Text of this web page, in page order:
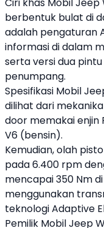
berbentuk bulat di
adalah pengaturan
informasi di dalam
serta versi dua
penumpang.
Spesifikasi Mobil
dilihat dari
door memakai enjin
V6 (bensin).
Kemudian, olah
pada 6.400 rpm
mencapai 350 Nm
menggunakan
teknologi Adaptive
Pemilik Mobil Jeep